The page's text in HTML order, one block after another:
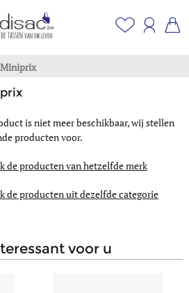
Miniprix
is niet meer beschikbaar, wij stellen
producten voor.
de producten van hetzelfde merk
de producten uit dezelfde categorie
voor u